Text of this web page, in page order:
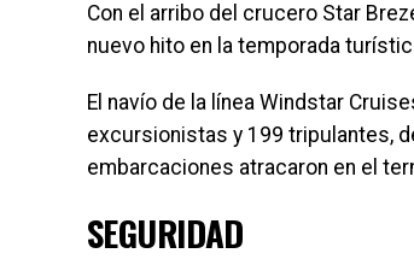
Con el arribo del crucero Star
nuevo hito en la temporada
El navío de la línea Windstar
excursionistas y 199 tripulantes,
embarcaciones atracaron en el
SEGURIDAD